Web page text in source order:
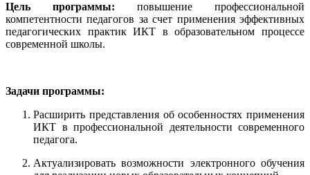
Цель программы: повышение профессиональной
компетентности педагогов за счет применения эффективных
педагогических практик ИКТ в образовательном процессе
современной школы.
Задачи программы:
Расширить представления об особенностях применения
ИКТ в профессиональной деятельности современного
педагога.
Актуализировать возможности электронного обучения